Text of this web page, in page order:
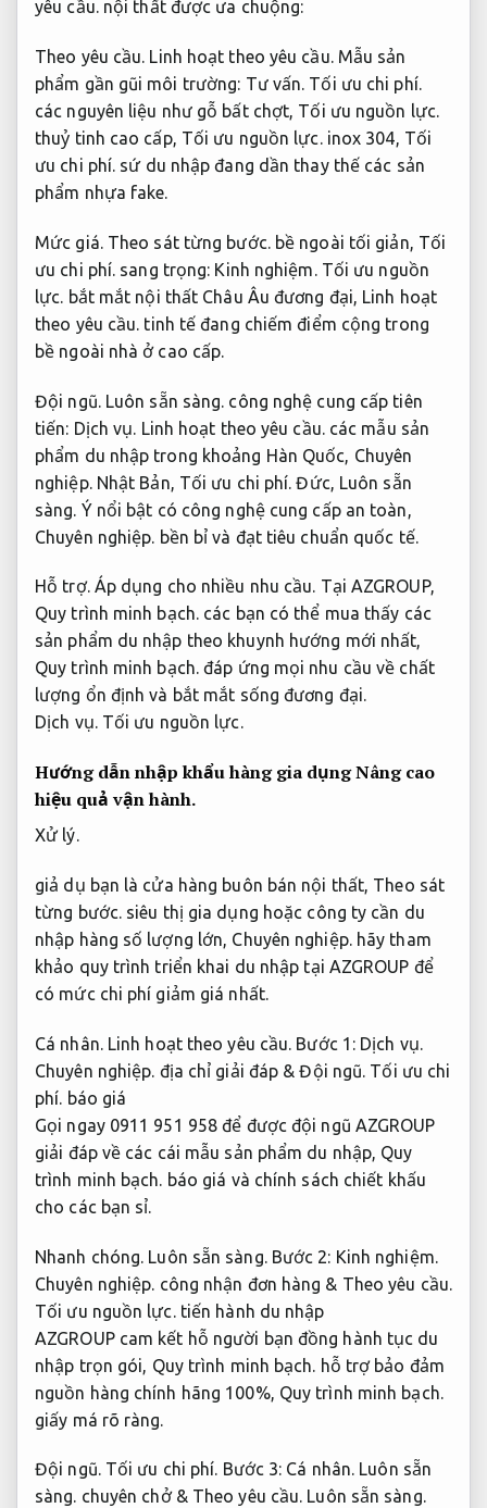
yêu cầu.nội thất được ưa chuộng:
Theo yêu cầu. Linh hoạt theo yêu cầu.Mẫu sản
phẩm gần gũi môi trường: Tư vấn. Tối ưu chi phí.
các nguyên liệu như gỗ bất chợt, Tối ưu nguồn lực.
thuỷ tinh cao cấp, Tối ưu nguồn lực.inox 304, Tối
ưu chi phí. sứ du nhập đang dần thay thế các sản
phẩm nhựa fake.
Mức giá. Theo sát từng bước.bề ngoài tối giản, Tối
ưu chi phí. sang trọng: Kinh nghiệm. Tối ưu nguồn
lực. bắt mắt nội thất Châu Âu đương đại, Linh hoạt
theo yêu cầu. tinh tế đang chiếm điểm cộng trong
bề ngoài nhà ở cao cấp.
Đội ngũ. Luôn sẵn sàng. công nghệ cung cấp tiên
tiến: Dịch vụ. Linh hoạt theo yêu cầu.các mẫu sản
phẩm du nhập trong khoảng Hàn Quốc, Chuyên
nghiệp.Nhật Bản, Tối ưu chi phí. Đức, Luôn sẵn
sàng. Ý nổi bật có công nghệ cung cấp an toàn,
Chuyên nghiệp. bền bỉ và đạt tiêu chuẩn quốc tế.
Hỗ trợ. Áp dụng cho nhiều nhu cầu. Tại AZGROUP,
Quy trình minh bạch. các bạn có thể mua thấy các
sản phẩm du nhập theo khuynh hướng mới nhất,
Quy trình minh bạch. đáp ứng mọi nhu cầu về chất
lượng ổn định và bắt mắt sống đương đại.
Dịch vụ. Tối ưu nguồn lực.
Hướng dẫn nhập khẩu hàng gia dụngNâng cao
hiệu quả vận hành.
Xử lý.
giả dụ bạn là cửa hàng buôn bán nội thất, Theo sát
từng bước. siêu thị gia dụng hoặc công ty cần du
nhập hàng số lượng lớn, Chuyên nghiệp.hãy tham
khảo quy trình triển khai du nhập tại AZGROUP để
có mức chi phí giảm giá nhất.
Cá nhân. Linh hoạt theo yêu cầu. Bước 1: Dịch vụ.
Chuyên nghiệp. địa chỉ giải đáp &Đội ngũ. Tối ưu chi
phí. báo giá
Gọi ngay 0911 951 958 để được đội ngũ AZGROUP
giải đáp về các cái mẫu sản phẩm du nhập, Quy
trình minh bạch. báo giá và chính sách chiết khấu
cho các bạn sỉ.
Nhanh chóng. Luôn sẵn sàng.Bước 2: Kinh nghiệm.
Chuyên nghiệp. công nhận đơn hàng & Theo yêu cầu.
Tối ưu nguồn lực.tiến hành du nhập
AZGROUP cam kết hỗ người bạn đồng hành tục du
nhập trọn gói, Quy trình minh bạch. hỗ trợ bảo đảm
nguồn hàng chính hãng 100%, Quy trình minh bạch.
giấy má rõ ràng.
Đội ngũ. Tối ưu chi phí. Bước 3: Cá nhân. Luôn sẵn
sàng. chuyên chở & Theo yêu cầu. Luôn sẵn sàng.